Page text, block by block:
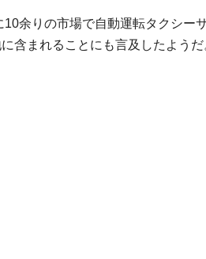
10余りの市場で自動運転タクシー
含まれることにも言及したようだ